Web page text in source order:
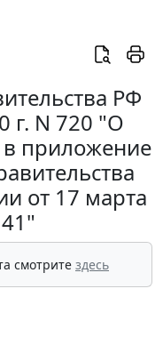
РФ
г. N 720 "О
приложение
от 17 марта
смотрите здесь